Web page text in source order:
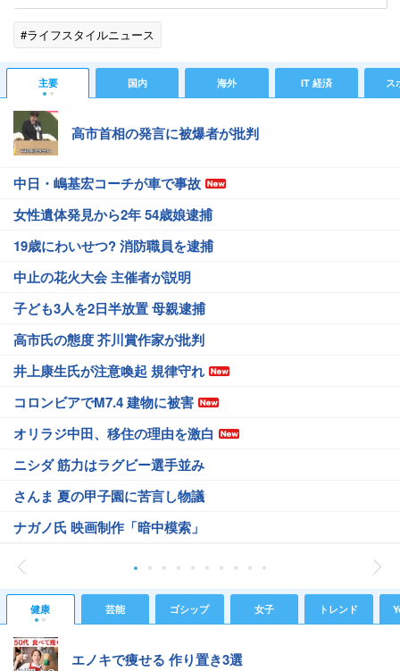
#ライフスタイルニュース
主要 国内 海外 IT 経済 ス
高市首相の発言に被爆者が批判
中日・嶋基宏コーチが車で事故
女性遺体発見から2年 54歳娘逮捕
19歳にわいせつ? 消防職員を逮捕
中止の花火大会 主催者が説明
子ども3人を2日半放置 母親逮捕
高市氏の態度 芥川賞作家が批判
井上康生氏が注意喚起 規律守れ
コロンビアでM7.4 建物に被害
オリラジ中田、移住の理由を激白
ニシダ 筋力はラグビー選手並み
さんま 夏の甲子園に苦言し物議
ナガノ氏 映画制作「暗中模索」
健康 芸能 ゴシップ 女子 トレンド
エノキで痩せる 作り置き3選